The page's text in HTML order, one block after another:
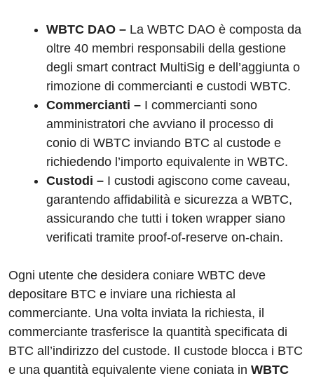
WBTC DAO – La WBTC DAO è composta da
oltre 40 membri responsabili della gestione
degli smart contract MultiSig e dell’aggiunta o
rimozione di commercianti e custodi WBTC.
Commercianti – I commercianti sono
amministratori che avviano il processo di
conio di WBTC inviando BTC al custode e
richiedendo l’importo equivalente in WBTC.
Custodi – I custodi agiscono come caveau,
garantendo affidabilità e sicurezza a WBTC,
assicurando che tutti i token wrapper siano
verificati tramite proof-of-reserve on-chain.
Ogni utente che desidera coniare WBTC deve
depositare BTC e inviare una richiesta al
commerciante. Una volta inviata la richiesta, il
commerciante trasferisce la quantità specificata di
BTC all’indirizzo del custode. Il custode blocca i BTC
e una quantità equivalente viene coniata in WBTC